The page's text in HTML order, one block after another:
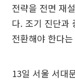
전략을 전면 재
다. 조기 진단과
전환해야 한다
13일 서울 서대